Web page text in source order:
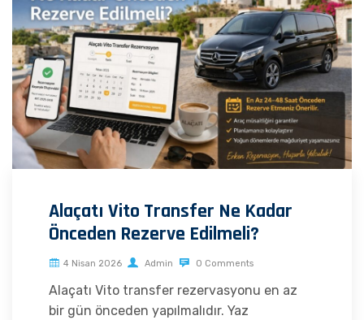
Alaçatı Vito Transfer Ne Kadar
Önceden Rezerve Edilmeli?
4 Nisan 2026 Admin 0 Comments
Alaçatı Vito transfer rezervasyonu en az
bir gün önceden yapılmalıdır. Yaz